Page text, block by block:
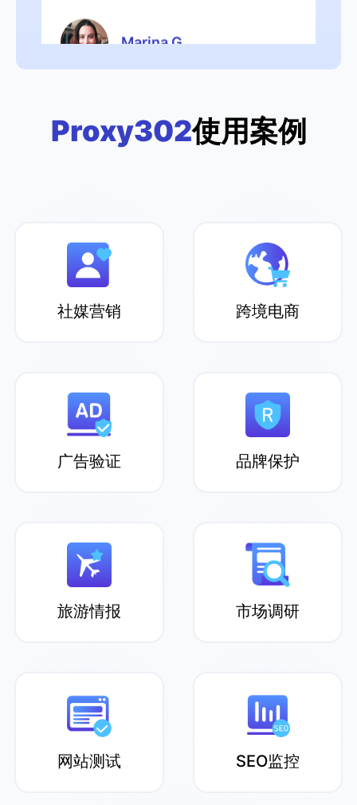
这是我第一次尝试代理产品，我对
Proxy302 直观易用的用户体验非常满
的住宅代理网络令人印象深刻，能够以合
理的价格提供全球大量 IP 地址的访问。他
数据采集项目提供了宝贵的支持。
Suzanne Fleming
Proxy302使用案例
社媒营销 跨境电商
广告验证 品牌保护
旅游情报 市场调研
网站测试 SEO监控